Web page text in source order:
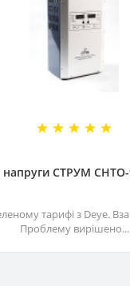
напруги СТРУМ
тарифі з Deye.
Проблему вирішено...